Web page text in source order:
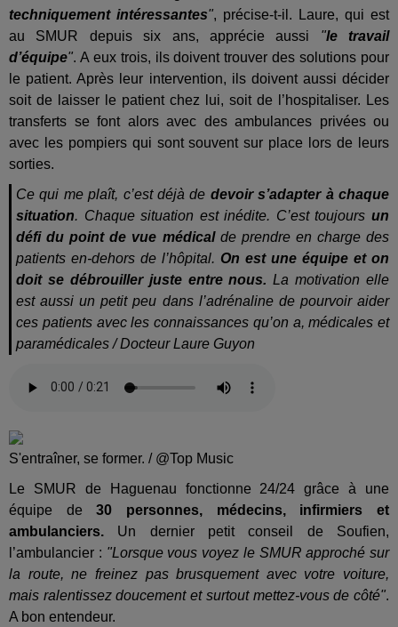
techniquement intéressantes", précise-t-il. Laure, qui est
au SMUR depuis six ans, apprécie aussi "le travail
d’équipe". A eux trois, ils doivent trouver des solutions pour
le patient. Après leur intervention, ils doivent aussi décider
soit de laisser le patient chez lui, soit de l’hospitaliser. Les
transferts se font alors avec des ambulances privées ou
avec les pompiers qui sont souvent sur place lors de leurs
sorties.
Ce qui me plaît, c’est déjà de devoir s’adapter à chaque
situation. Chaque situation est inédite. C’est toujours un
défi du point de vue médicalde prendre en charge des
patients en-dehors de l’hôpital. On est une équipe et on
doit se débrouiller juste entre nous. La motivation elle
est aussi un petit peu dans l’adrénaline de pourvoir aider
ces patients avec les connaissances qu’on a, médicales et
paramédicales / Docteur Laure Guyon
S'entraîner, se former. / @Top Music
Le SMUR de Haguenau fonctionne 24/24 grâce à une
équipe de30 personnes, médecins, infirmiers et
ambulanciers. Un dernier petit conseil de Soufien,
l’ambulancier : "Lorsque vous voyez le SMUR approché sur
la route, ne freinez pas brusquement avec votre voiture,
mais ralentissez doucement et surtout mettez-vous de côté".
A bon entendeur.